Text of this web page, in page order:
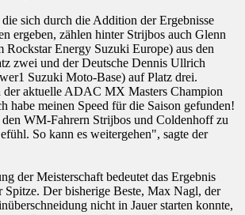
die sich durch die Addition der Ergebnisse
ergeben, zählen hinter Strijbos auch Glenn
Rockstar Energy Suzuki Europe) aus den
zwei und der Deutsche Dennis Ullrich
Suzuki Moto-Base) auf Platz drei.
der aktuelle ADAC MX Masters Champion
habe meinen Speed für die Saison gefunden!
WM-Fahrern Strijbos und Coldenhoff zu
So kann es weitergehen", sagte der
der Meisterschaft bedeutet das Ergebnis
Spitze. Der bisherige Beste, Max Nagl, der
nicht in Jauer starten konnte,